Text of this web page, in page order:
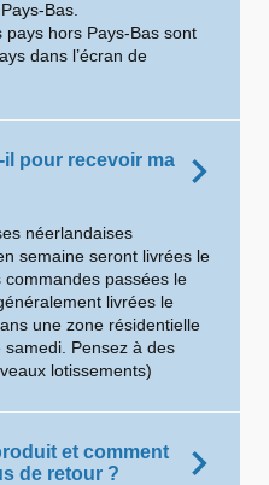
Bas.
hors Pays-Bas sont
dans l’écran de
pour recevoir ma
néerlandaises
semaine seront livrées le
passées le
livrées le
une zone résidentielle
samedi. Pensez à des
lotissements)
et comment
de retour ?